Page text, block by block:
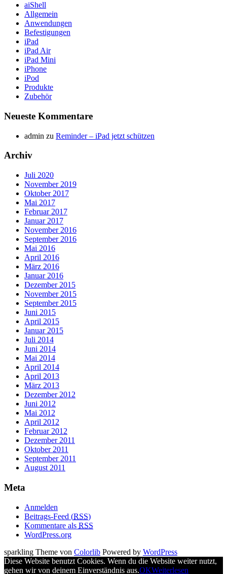
aiShell
Allgemein
Anwendungen
Befestigungen
iPad
iPad Air
iPad Mini
iPhone
iPod
Produkte
Zubehör
Neueste Kommentare
admin zu Reminder – iPad jetzt schützen
Archiv
Juli 2020
November 2019
Oktober 2017
Mai 2017
Februar 2017
Januar 2017
November 2016
September 2016
Mai 2016
April 2016
März 2016
Januar 2016
Dezember 2015
November 2015
September 2015
Juni 2015
April 2015
Januar 2015
Juli 2014
Juni 2014
Mai 2014
April 2014
April 2013
März 2013
Dezember 2012
Juni 2012
Mai 2012
April 2012
Februar 2012
Dezember 2011
Oktober 2011
September 2011
August 2011
Meta
Anmelden
Beitrags-Feed (RSS)
Kommentare als RSS
WordPress.org
sparkling Theme von Colorlib Powered by WordPress
Diese Website benutzt Cookies. Wenn du die Website weiter nutzt,
gehen wir von deinem Einverständnis aus.OKWeiterlesen